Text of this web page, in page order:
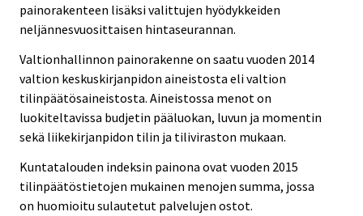
painorakenteen lisäksi valittujen hyödykkeiden
neljännesvuosittaisen hintaseurannan.
Valtionhallinnon painorakenne on saatu vuoden 2014
valtion keskuskirjanpidon aineistosta eli valtion
tilinpäätösaineistosta. Aineistossa menot on
luokiteltavissa budjetin pääluokan, luvun ja momentin
sekä liikekirjanpidon tilin ja tiliviraston mukaan.
Kuntatalouden indeksin painona ovat vuoden 2015
tilinpäätöstietojen mukainen menojen summa, jossa
on huomioitu sulautetut palvelujen ostot.